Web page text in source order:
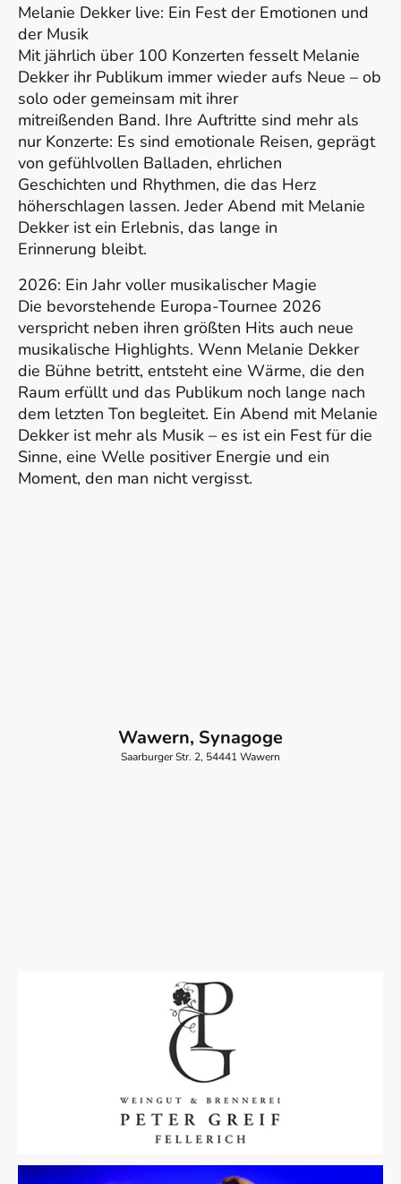
Melanie Dekker live: Ein Fest der Emotionen und
der Musik
Mit jährlich über 100 Konzerten fesselt Melanie
Dekker ihr Publikum immer wieder aufs Neue – ob
solo oder gemeinsam mit ihrer
mitreißenden Band. Ihre Auftritte sind mehr als
nur Konzerte: Es sind emotionale Reisen, geprägt
von gefühlvollen Balladen, ehrlichen
Geschichten und Rhythmen, die das Herz
höherschlagen lassen. Jeder Abend mit Melanie
Dekker ist ein Erlebnis, das lange in
Erinnerung bleibt.
2026: Ein Jahr voller musikalischer Magie
Die bevorstehende Europa-Tournee 2026
verspricht neben ihren größten Hits auch neue
musikalische Highlights. Wenn Melanie Dekker
die Bühne betritt, entsteht eine Wärme, die den
Raum erfüllt und das Publikum noch lange nach
dem letzten Ton begleitet. Ein Abend mit Melanie
Dekker ist mehr als Musik – es ist ein Fest für die
Sinne, eine Welle positiver Energie und ein
Moment, den man nicht vergisst.
Wawern, Synagoge
Saarburger Str. 2, 54441 Wawern